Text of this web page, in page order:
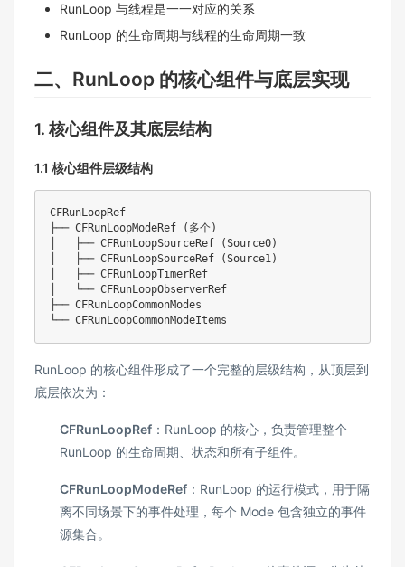
RunLoop 与线程是一一对应的关系
RunLoop 的生命周期与线程的生命周期一致
二、RunLoop 的核心组件与底层实现
1. 核心组件及其底层结构
1.1 核心组件层级结构
CFRunLoopRef
├── CFRunLoopModeRef (多个)
│   ├── CFRunLoopSourceRef (Source0)
│   ├── CFRunLoopSourceRef (Source1)
│   ├── CFRunLoopTimerRef
│   └── CFRunLoopObserverRef
├── CFRunLoopCommonModes
RunLoop 的核心组件形成了一个完整的层级结构，从顶层到
底层依次为：
CFRunLoopRef ：RunLoop 的核心，负责管理整个
RunLoop 的生命周期、状态和所有子组件。
CFRunLoopModeRef ：RunLoop 的运行模式，用于隔
离不同场景下的事件处理，每个 Mode 包含独立的事件
源集合。